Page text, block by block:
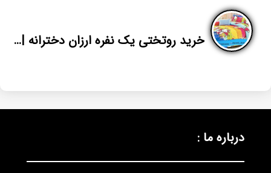
خرید روتختی یک نفره ارزان دخترانه | روتختی طرح کیتی صورتی | پاندا
درباره ما :